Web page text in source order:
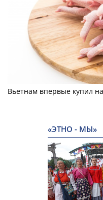
Вьетнам впервые купил
«ЭТНО - МЫ»